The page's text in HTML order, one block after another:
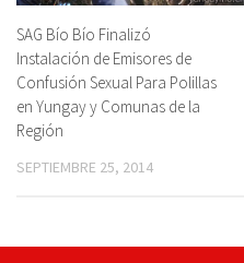
SAG Bío Bío Finalizó
Instalación de Emisores de
Confusión Sexual Para Polillas
en Yungay y Comunas de la
Región
SEPTIEMBRE 25, 2014